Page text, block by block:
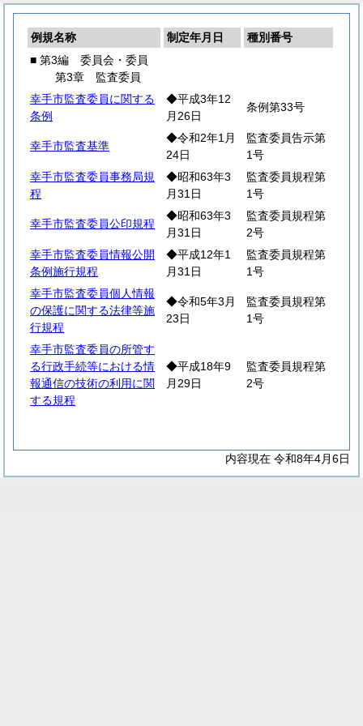
例規名称 制定年月日
種別番号
■ 第3編 委員会・委員
第3章 監査委員
幸手市監査委員に関する
条例
◆平成3年12
月26日
条例第33号
幸手市監査基準
◆令和2年1月
24日
監査委員告示第
1号
幸手市監査委員事務局規
程
◆昭和63年3
月31日
監査委員規程第
1号
幸手市監査委員公印規程
◆昭和63年3
月31日
監査委員規程第
2号
幸手市監査委員情報公開
条例施行規程
◆平成12年1
月31日
監査委員規程第
1号
幸手市監査委員個人情報
の保護に関する法律等施
行規程
◆令和5年3月
23日
監査委員規程第
1号
幸手市監査委員の所管す
る行政手続等における情
報通信の技術の利用に関
する規程
◆平成18年9
月29日
監査委員規程第
2号
内容現在 令和8年4月6日